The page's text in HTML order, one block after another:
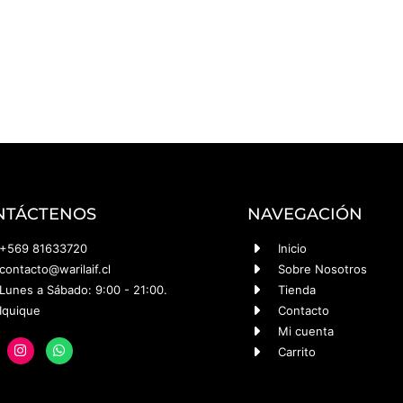
81633720
a Sábado: 9:00 - 21:00.
NAVEGACIÓN
Inicio
Sobre Nosotros
Tienda
Contacto
Mi cuenta
Carrito